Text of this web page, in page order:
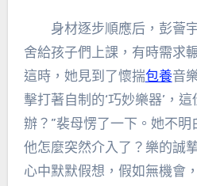
身材逐步順應后，彭薈
舍給孩子們上課，有時需求
這時，她見到了懷揣包養音
擊打著自制的‘巧妙樂器’，
辦？”裴母愣了一下。她不明
他怎麼突然介入了？樂的誠
心中默默假想，假如無機會